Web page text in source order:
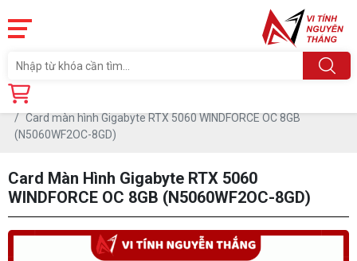
Trang chủ
Card màn hình Gigabyte RTX 5060 WINDFORCE OC 8GB
(N5060WF2OC-8GD)
Card Màn Hình Gigabyte RTX 5060
WINDFORCE OC 8GB (N5060WF2OC-8GD)